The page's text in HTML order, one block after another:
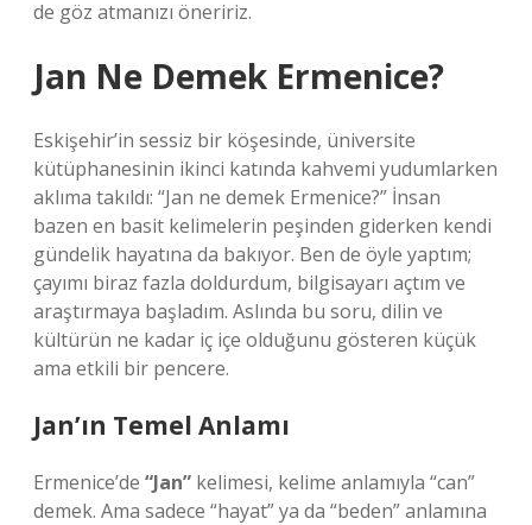
de göz atmanızı öneririz.
Jan Ne Demek Ermenice?
Eskişehir’in sessiz bir köşesinde, üniversite
kütüphanesinin ikinci katında kahvemi yudumlarken
aklıma takıldı: “Jan ne demek Ermenice?” İnsan
bazen en basit kelimelerin peşinden giderken kendi
gündelik hayatına da bakıyor. Ben de öyle yaptım;
çayımı biraz fazla doldurdum, bilgisayarı açtım ve
araştırmaya başladım. Aslında bu soru, dilin ve
kültürün ne kadar iç içe olduğunu gösteren küçük
ama etkili bir pencere.
Jan’ın Temel Anlamı
Ermenice’de “Jan” kelimesi, kelime anlamıyla “can”
demek. Ama sadece “hayat” ya da “beden” anlamına